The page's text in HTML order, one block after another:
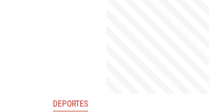
DEPORTES